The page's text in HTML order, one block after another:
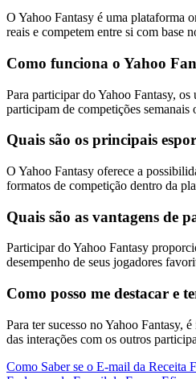
O Yahoo Fantasy é uma plataforma
reais e competem entre si com base
Como funciona o Yahoo
Para participar do Yahoo Fantasy,
participam de competições
Quais são os principais
O Yahoo Fantasy oferece a
formatos de competição dentro da
Quais são as vantagens de
Participar do Yahoo Fantasy
desempenho de seus jogadores
Como posso me destacar e
Para ter sucesso no Yahoo Fantasy,
das interações com os outros
Como Saber se o E-mail da Receita